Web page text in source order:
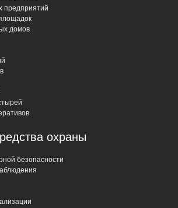
домов
охраны
безопасности